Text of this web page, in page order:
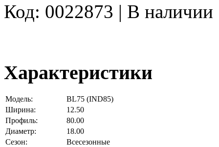
Код: 0022873 | В наличии
Характеристики
Модель:
BL75 (IND85)
Ширина:
12.50
Профиль:
80.00
Диаметр:
18.00
Сезон:
Всесезонные